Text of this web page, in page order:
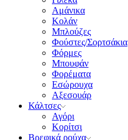
Αμάνικα
Κολάν
Μπλούζες
Φούστες/Σορτσάκια
Φόρμες
Μπουφάν
Φορέματα
Εσώρουχα
Αξεσουάρ
Κάλτσες
Αγόρι
Κορίτσι
Βρεφικά ρούχα